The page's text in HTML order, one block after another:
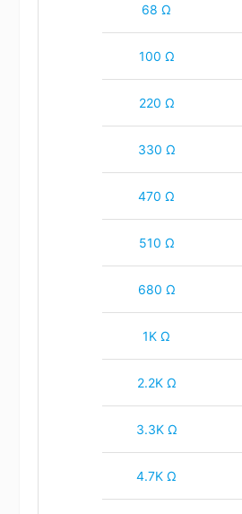
68 Ω
100 Ω
220 Ω
330 Ω
470 Ω
510 Ω
680 Ω
1K Ω
2.2K Ω
3.3K Ω
4.7K Ω